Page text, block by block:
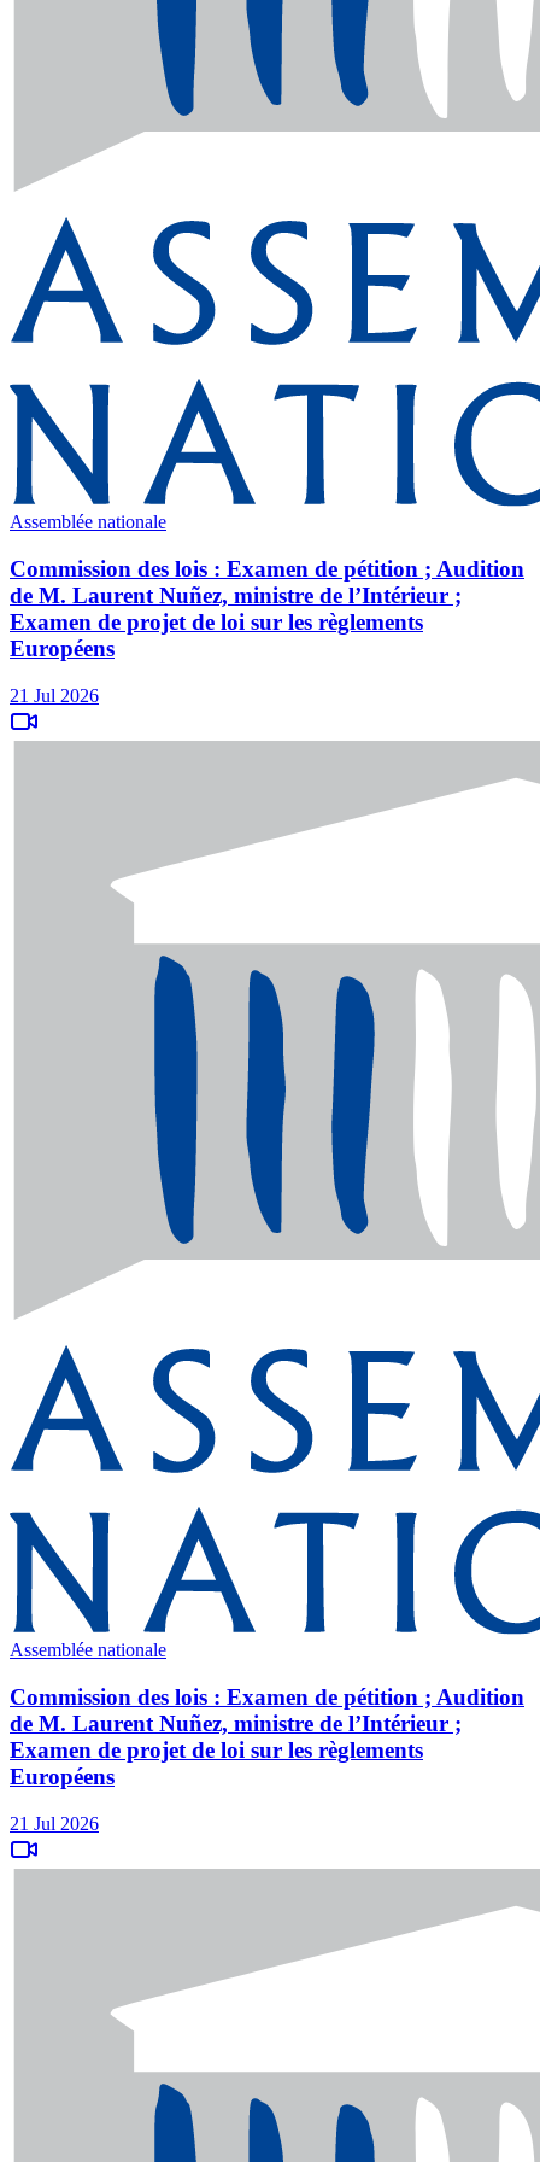
Assemblée nationale
Commission des lois : Examen de pétition ; Audition
de M. Laurent Nuñez, ministre de l’Intérieur ;
Examen de projet de loi sur les règlements
Européens
21 Jul 2026
Assemblée nationale
Commission des lois : Examen de pétition ; Audition
de M. Laurent Nuñez, ministre de l’Intérieur ;
Examen de projet de loi sur les règlements
Européens
21 Jul 2026